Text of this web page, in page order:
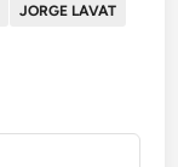
JORGE LAVAT